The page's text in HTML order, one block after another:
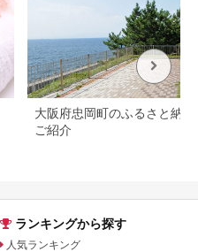
大阪府忠岡町のふるさと納税
ご紹介
ランキングから探す
人気ランキング